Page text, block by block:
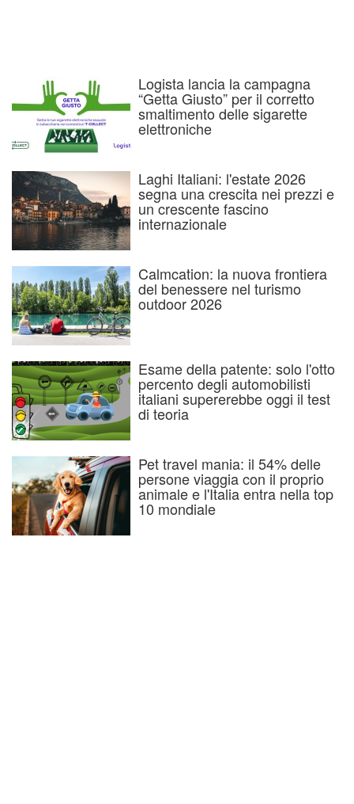
Logista lancia la campagna
“Getta Giusto” per il corretto
smaltimento delle sigarette
elettroniche
Laghi Italiani: l'estate 2026
segna una crescita nei prezzi e
un crescente fascino
internazionale
Calmcation: la nuova frontiera
del benessere nel turismo
outdoor 2026
Esame della patente: solo l'otto
percento degli automobilisti
italiani supererebbe oggi il test
di teoria
Pet travel mania: il 54% delle
persone viaggia con il proprio
animale e l'Italia entra nella top
10 mondiale